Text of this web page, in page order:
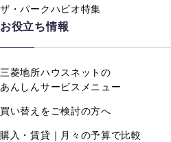
ザ・パークハビオ特集
お役立ち情報
三菱地所ハウスネットの
あんしんサービスメニュー
買い替えをご検討の方へ
購入・賃貸｜月々の予算で比較